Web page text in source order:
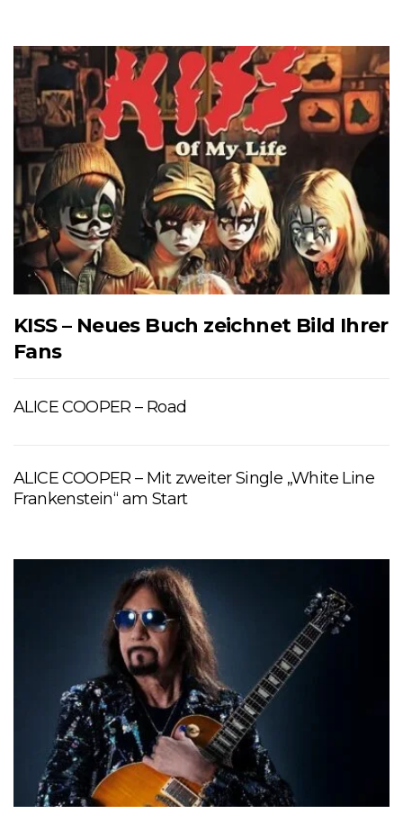
KISS – Neues Buch zeichnet Bild Ihrer
Fans
ALICE COOPER – Road
ALICE COOPER – Mit zweiter Single „White Line
Frankenstein“ am Start